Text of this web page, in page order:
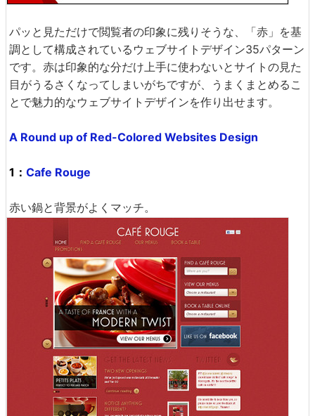
パッと見ただけで閲覧者の印象に残りそうな、「赤」を基
調として構成されているウェブサイトデザイン35パターン
です。赤は印象的な分だけ上手に使わないとサイトの見た
目がうるさくなってしまいがちですが、うまくまとめるこ
とで魅力的なウェブサイトデザインを作り出せます。
A Round up of Red-Colored Websites Design
1： Cafe Rouge
赤い鍋と背景がよくマッチ。